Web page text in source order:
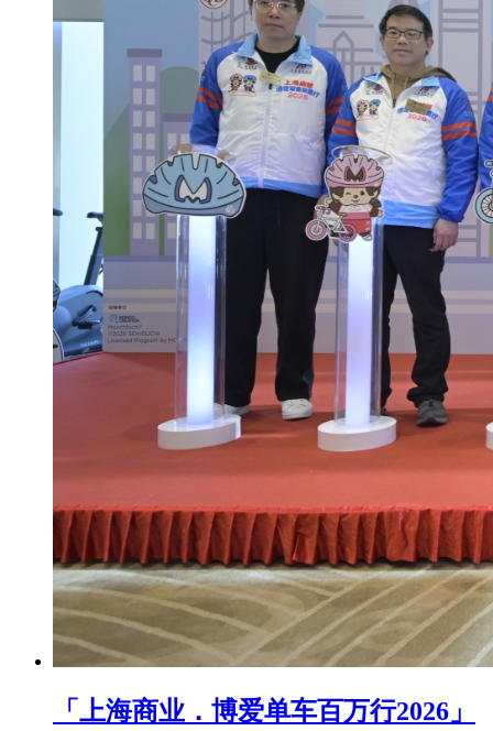
「上海商业．博爱单车百万行2026」